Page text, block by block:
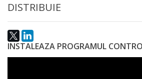
Legislație
națională
Acte
DISTRIBUIE
INSTALEAZA PROGRAMUL